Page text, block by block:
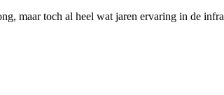
maar toch al heel wat jaren ervaring in de